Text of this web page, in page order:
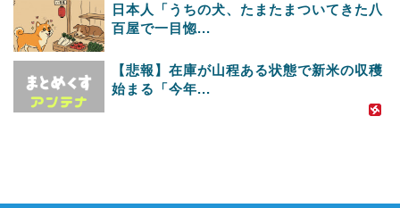
日本人「うちの犬、たまたまついてきた八
百屋で一目惚...
【悲報】在庫が山程ある状態で新米の収穫
始まる「今年...